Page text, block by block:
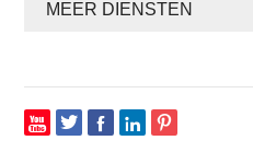
MEER DIENSTEN
    